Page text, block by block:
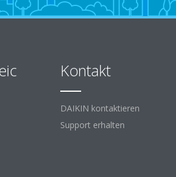
Kontakt
DAIKIN kontaktieren
Support erhalten